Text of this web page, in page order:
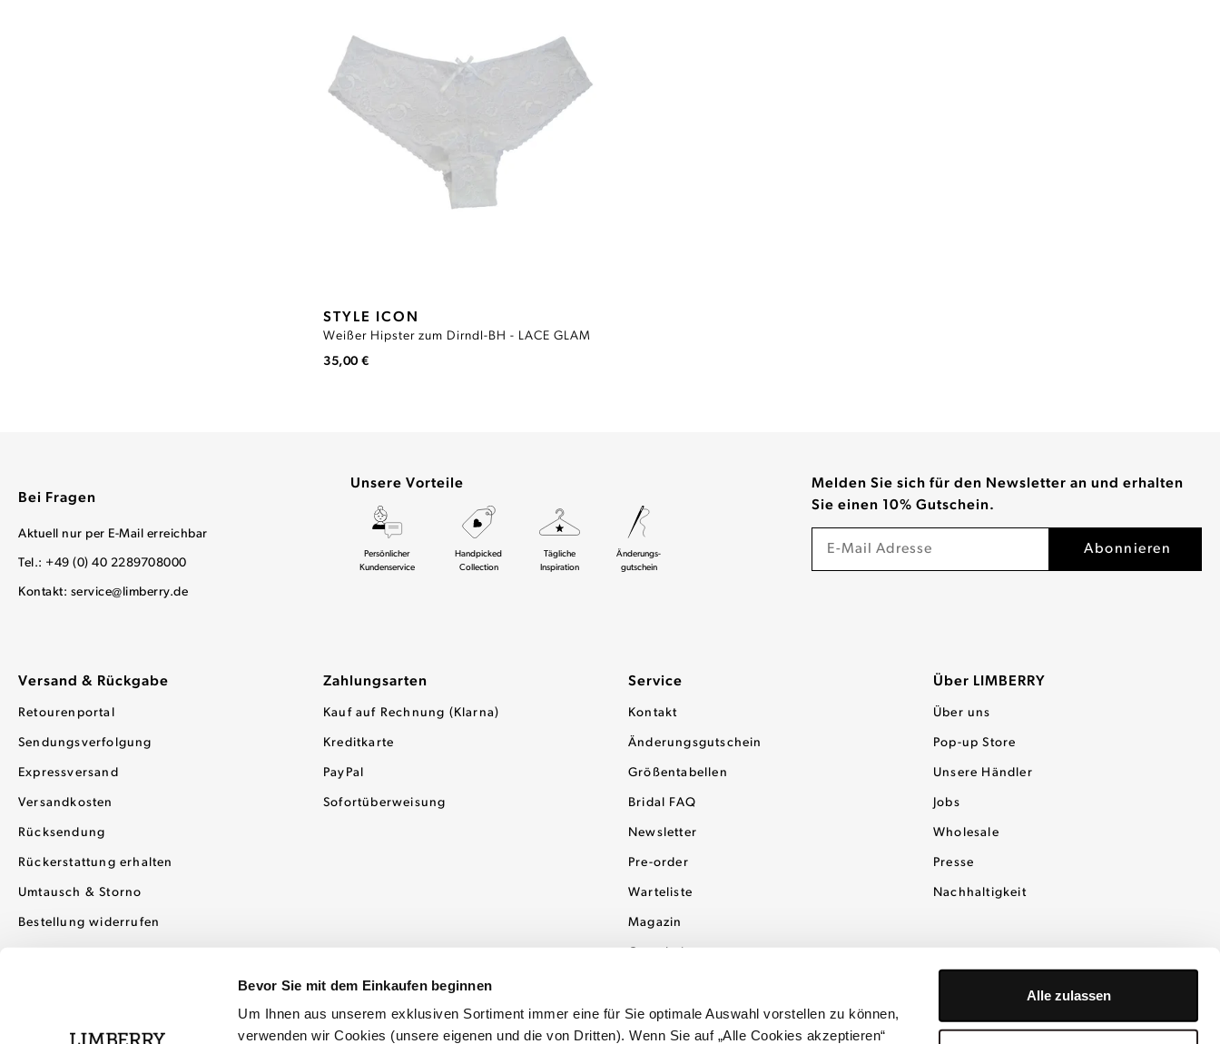
Bevor Sie mit dem Einkaufen beginnen
Um Ihnen aus unserem exklusiven Sortiment immer eine für Sie optimale Auswahl vorstellen zu können,
verwenden wir Cookies (unsere eigenen und die von Dritten). Wenn Sie auf „Alle Cookies akzeptieren“
Alle zulassen
STYLE ICON
Weißer Hipster zum Dirndl-BH - LACE GLAM
35,00 €
Versand & Rückgabe
Retourenportal
Sendungsverfolgung
Expressversand
Versandkosten
Rücksendung
Rückerstattung erhalten
Umtausch & Storno
Bestellung widerrufen
Zahlungsarten
Kauf auf Rechnung (Klarna)
Kreditkarte
PayPal
Sofortüberweisung
Service
Kontakt
Änderungsgutschein
Größentabellen
Bridal FAQ
Newsletter
Pre-order
Warteliste
Magazin
Über LIMBERRY
Über uns
Pop-up Store
Unsere Händler
Jobs
Wholesale
Presse
Nachhaltigkeit
Melden Sie sich für den Newsletter an und erhalten
Sie einen 10% Gutschein.
Unsere Vorteile
Persönlicher
Kundenservice
Handpicked
Collection
Tägliche
Inspiration
Änderungs-
gutschein
Bei Fragen
Aktuell nur per E-Mail erreichbar
Tel.: +49 (0) 40 2289708000
Kontakt: service@limberry.de